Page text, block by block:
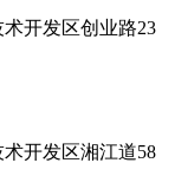
开发区创业路23
开发区湘江道58